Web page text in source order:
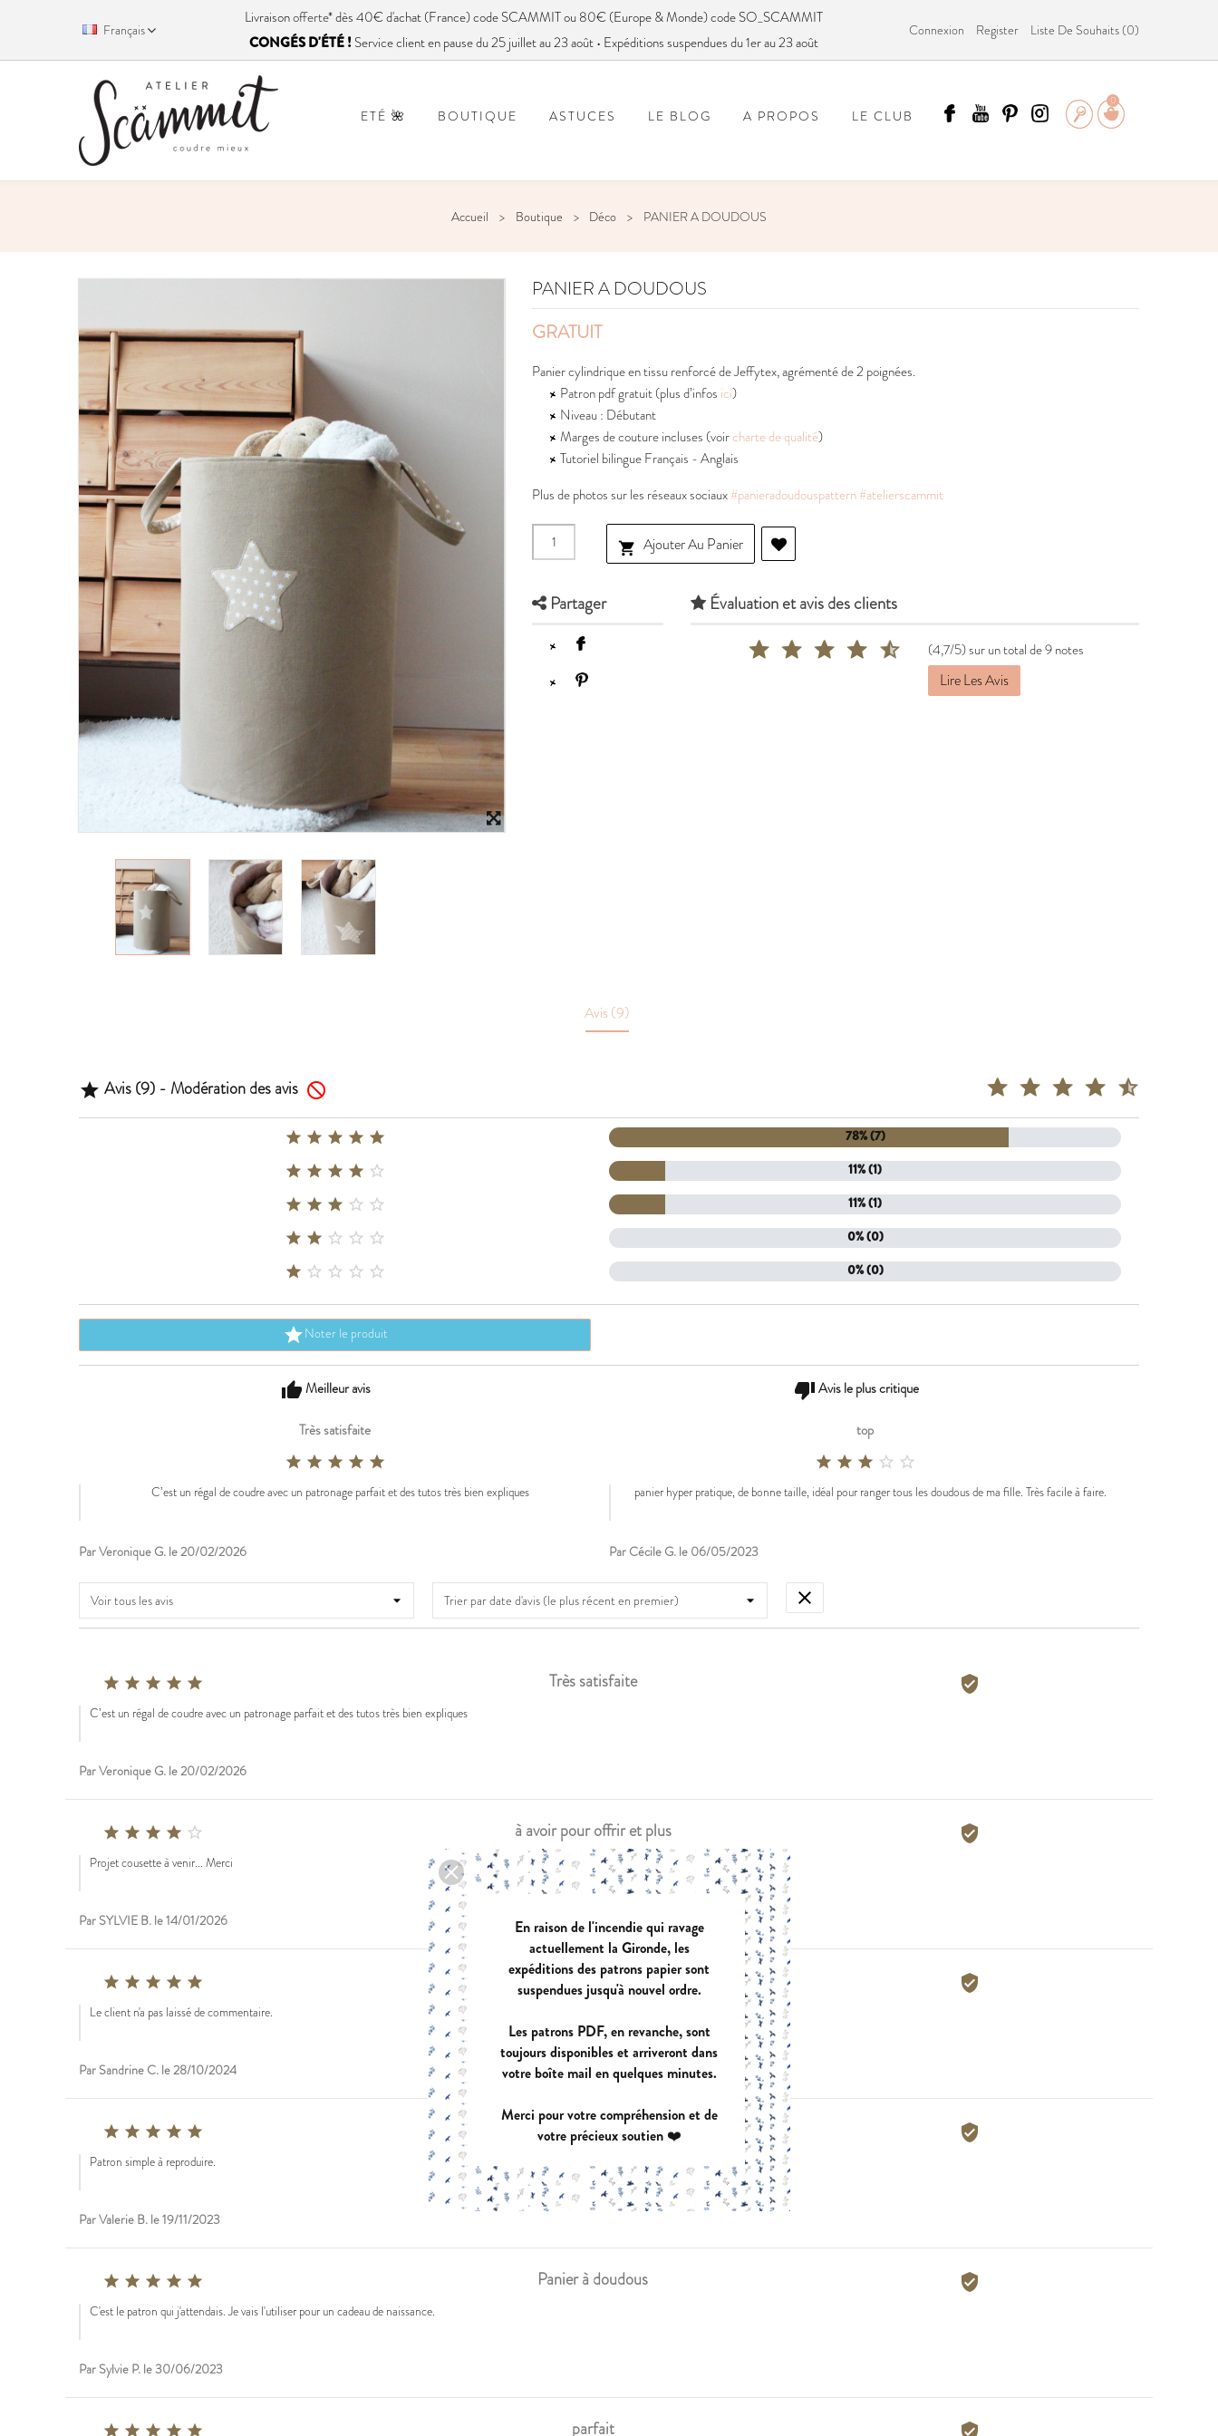
Français
Livraisonofferte* dès 40€ d'achat (France) code SCAMMIT ou 80€ (Europe & Monde) code SO_SCAMMIT
CONGÉS D'ÉTÉ ! Service client en pause du 25 juillet au 23 août • Expéditions suspendues du 1er au 23 août
Connexion Register Liste De Souhaits (0)
0
ETÉ 🌺 BOUTIQUE ASTUCES LE BLOG A PROPOS LE CLUB
Accueil Boutique Déco PANIER A DOUDOUS
PANIER A DOUDOUS
GRATUIT
Panier cylindrique en tissu renforcé de Jeffytex, agrémenté de 2 poignées.
Patron pdf gratuit (plus d’infos ici)
Niveau : Débutant
Marges de couture incluses (voircharte de qualité)
Tutoriel bilingue Français - Anglais
Plus de photos sur les réseaux sociaux#panieradoudouspattern#atelierscammit
 Ajouter Au Panier
Partager Évaluation et avis des clients
(4,7/5) sur un total de 9 notes
Lire Les Avis
Avis (9)
 Avis (9) - Modération des avis 
    
78% (7)
    
11% (1)
    
11% (1)
    
0% (0)
     0% (0)
Noter le produit
thumb_upMeilleur avis thumb_downAvis le plus critique
Très satisfaite top
         
C’est un régal de coudre avec un patronage parfait et des tutos très bien expliques panier hyper pratique, de bonne taille, idéal pour ranger tous les doudous de ma fille. Très facile à faire.
Par Veronique G. le 20/02/2026 Par Cécile G. le 06/05/2023

     Très satisfaite 
C’est un régal de coudre avec un patronage parfait et des tutos très bien expliques
Par Veronique G. le 20/02/2026
     à avoir pour offrir et plus 
Projet cousette à venir... Merci
Par SYLVIE B. le 14/01/2026
     Très bien ! 
Le client n'a pas laissé de commentaire.
Par Sandrine C. le 28/10/2024
     Ravie 
Patron simple à reproduire.
Par Valerie B. le 19/11/2023
     Panier à doudous 
C'est le patron qui j'attendais. Je vais l'utiliser pour un cadeau de naissance.
Par Sylvie P. le 30/06/2023
     parfait 
En raison de l'incendie qui ravage
actuellement la Gironde, les
expéditions des patrons papier sont
suspendues jusqu'à nouvel ordre.
Les patrons PDF, en revanche, sont
toujours disponibles et arriveront dans
votre boîte mail en quelques minutes.
Merci pour votre compréhension et de
votre précieux soutien ❤️